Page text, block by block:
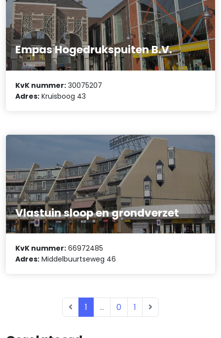
Empas Hogedrukspuiten B.V.
KvK nummer: 30075207
Adres: Kruisboog 43
Vlastuin sloop en grondverzet
KvK nummer: 66972485
Adres: Middelbuurtseweg 46
1 ... 0 1